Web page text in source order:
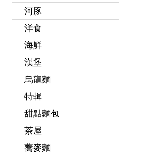
河豚
洋食
海鮮
漢堡
烏龍麵
特輯
甜點麵包
茶屋
蕎麥麵